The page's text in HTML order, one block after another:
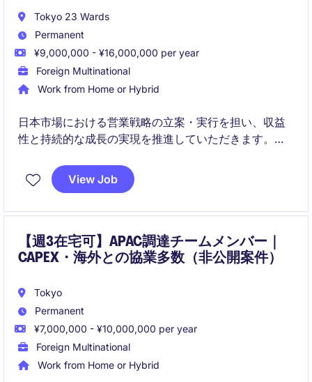
Tokyo 23 Wards
Permanent
¥9,000,000 - ¥16,000,000 per year
Foreign Multinational
Work from Home or Hybrid
日本市場における営業戦略の立案・実行を担い、収益
性と持続的な成長の実現を推進していただきます。タ
に市場シェア拡大と事業開発をリードするポジション
です。
View Job
【週3在宅可】APAC調達チームメンバー｜
CAPEX・海外との協業多数（非公開案件）
Tokyo
Permanent
¥7,000,000 - ¥10,000,000 per year
Foreign Multinational
Work from Home or Hybrid